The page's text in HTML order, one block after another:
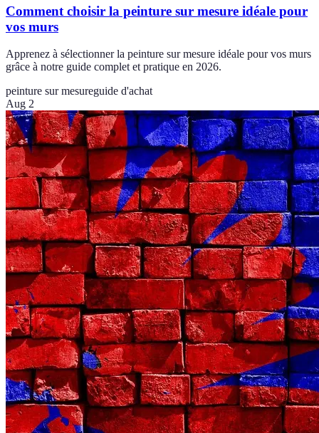
Comment choisir la peinture sur mesure idéale pour
vos murs
Apprenez à sélectionner la peinture sur mesure idéale pour vos murs
grâce à notre guide complet et pratique en 2026.
peinture sur mesureguide d'achat
Aug 2